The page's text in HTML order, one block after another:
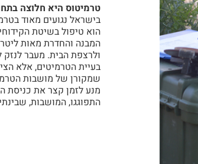
טרמיטוס היא חלוצה
בישראל נגועים מאוד
הוא טיפול בשיטת
המבנה והחדרת מאות
ולרצפת הבית. מעבר
בעיית הטרמיטים, אלא
שמקורן של מושבות
מנע לזמן קצר את כניסת
התפוגגו, המושבות,